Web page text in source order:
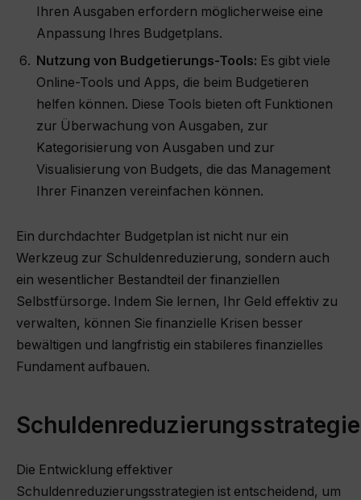
Ihren Ausgaben erfordern möglicherweise eine
Anpassung Ihres Budgetplans.
Nutzung von Budgetierungs-Tools: Es gibt viele
Online-Tools und Apps, die beim Budgetieren
helfen können. Diese Tools bieten oft Funktionen
zur Überwachung von Ausgaben, zur
Kategorisierung von Ausgaben und zur
Visualisierung von Budgets, die das Management
Ihrer Finanzen vereinfachen können.
Ein durchdachter Budgetplan ist nicht nur ein
Werkzeug zur Schuldenreduzierung, sondern auch
ein wesentlicher Bestandteil der finanziellen
Selbstfürsorge. Indem Sie lernen, Ihr Geld effektiv zu
verwalten, können Sie finanzielle Krisen besser
bewältigen und langfristig ein stabileres finanzielles
Fundament aufbauen.
Die Entwicklung effektiver
Schuldenreduzierungsstrategien ist entscheidend, um